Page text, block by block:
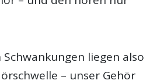
Schwankungen liegen also
– unser Gehör